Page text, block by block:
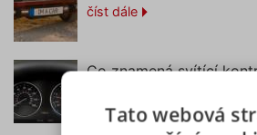
číst dále
Co znamená svítící
Tato webová